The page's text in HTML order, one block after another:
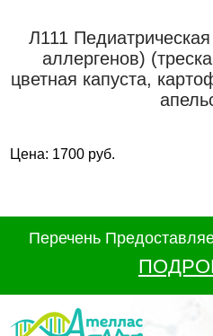
Л111
аллергенов)
цветная капуста,
Цена: 1700 руб.
Перечень